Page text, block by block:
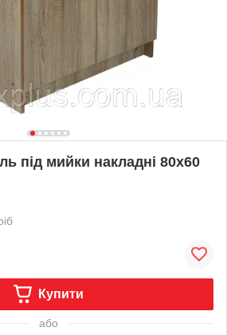
під мийки накладні 80х60
Купити
або